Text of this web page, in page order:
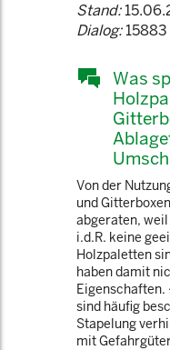
Stand:
Dialog:15883
Was
Von der
und
abgeraten,
i.d.R. keine
Holzpaletten
haben damit
sind häufig
Stapelung
mit